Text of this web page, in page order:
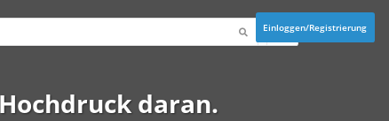
Einloggen/Registrierung
daran.